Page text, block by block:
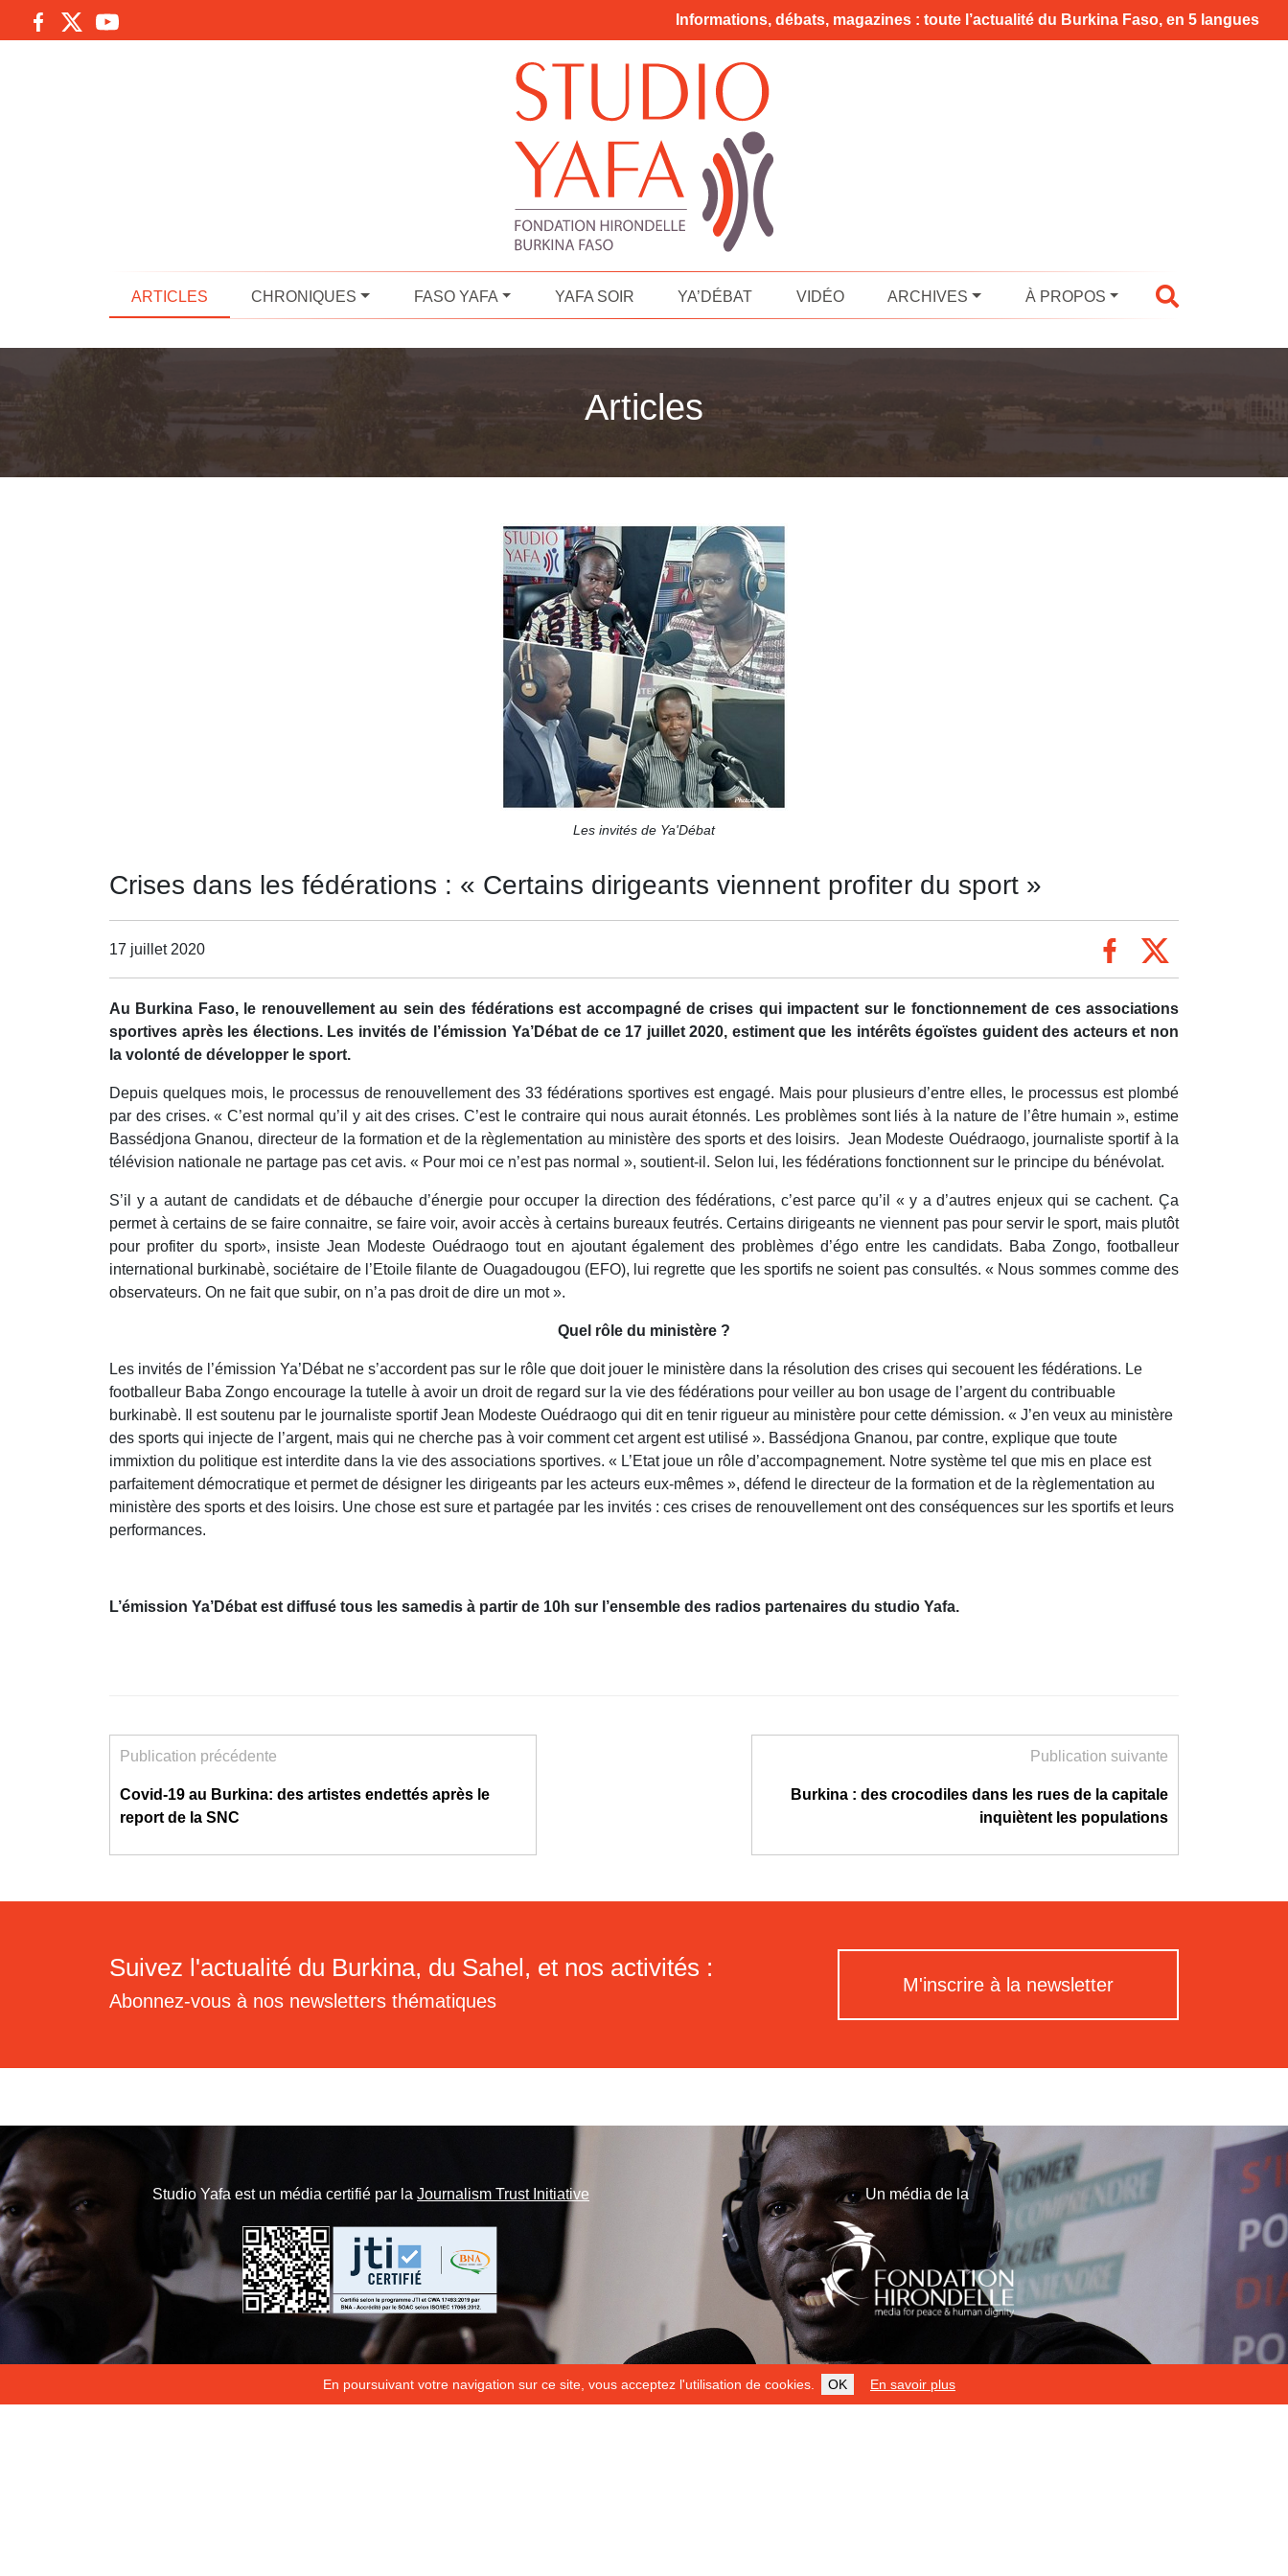
En poursuivant votre navigation sur ce site, vous acceptez l'utilisation de cookies. OK En savoir plus
Informations, débats, magazines : toute l’actualité du Burkina Faso, en 5 langues
ARTICLES CHRONIQUES FASO YAFA YAFA SOIR YA’DÉBAT VIDÉO ARCHIVES À PROPOS
Articles
Les invités de Ya'Débat
Crises dans les fédérations : « Certains dirigeants viennent profiter du sport »
17 juillet 2020
Au Burkina Faso, le renouvellement au sein des fédérations est accompagné de crises qui impactent sur le fonctionnement de ces associations
sportives après les élections. Les invités de l’émission Ya’Débat de ce 17 juillet 2020, estiment que les intérêts égoïstes guident des acteurs et non
la volonté de développer le sport.
Depuis quelques mois, le processus de renouvellement des 33 fédérations sportives est engagé. Mais pour plusieurs d’entre elles, le processus est plombé
par des crises. « C’est normal qu’il y ait des crises. C’est le contraire qui nous aurait étonnés. Les problèmes sont liés à la nature de l’être humain », estime
Bassédjona Gnanou, directeur de la formation et de la règlementation au ministère des sports et des loisirs. Jean Modeste Ouédraogo, journaliste sportif à la
télévision nationale ne partage pas cet avis. « Pour moi ce n’est pas normal », soutient-il. Selon lui, les fédérations fonctionnent sur le principe du bénévolat.
S’il y a autant de candidats et de débauche d’énergie pour occuper la direction des fédérations, c’est parce qu’il « y a d’autres enjeux qui se cachent. Ça
permet à certains de se faire connaitre, se faire voir, avoir accès à certains bureaux feutrés. Certains dirigeants ne viennent pas pour servir le sport, mais plutôt
pour profiter du sport», insiste Jean Modeste Ouédraogo tout en ajoutant également des problèmes d’égo entre les candidats. Baba Zongo, footballeur
international burkinabè, sociétaire de l’Etoile filante de Ouagadougou (EFO), lui regrette que les sportifs ne soient pas consultés. « Nous sommes comme des
observateurs. On ne fait que subir, on n’a pas droit de dire un mot ».
Quel rôle du ministère ?
Les invités de l’émission Ya’Débat ne s’accordent pas sur le rôle que doit jouer le ministère dans la résolution des crises qui secouent les fédérations. Le
footballeur Baba Zongo encourage la tutelle à avoir un droit de regard sur la vie des fédérations pour veiller au bon usage de l’argent du contribuable
burkinabè. Il est soutenu par le journaliste sportif Jean Modeste Ouédraogo qui dit en tenir rigueur au ministère pour cette démission. « J’en veux au ministère
des sports qui injecte de l’argent, mais qui ne cherche pas à voir comment cet argent est utilisé ». Bassédjona Gnanou, par contre, explique que toute
immixtion du politique est interdite dans la vie des associations sportives. « L’Etat joue un rôle d’accompagnement. Notre système tel que mis en place est
parfaitement démocratique et permet de désigner les dirigeants par les acteurs eux-mêmes », défend le directeur de la formation et de la règlementation au
ministère des sports et des loisirs. Une chose est sure et partagée par les invités : ces crises de renouvellement ont des conséquences sur les sportifs et leurs
performances.
L’émission Ya’Débat est diffusé tous les samedis à partir de 10h sur l’ensemble des radios partenaires du studio Yafa.
Publication précédente
Covid-19 au Burkina: des artistes endettés après le
report de la SNC
Publication suivante
Burkina : des crocodiles dans les rues de la capitale
inquiètent les populations
Suivez l'actualité du Burkina, du Sahel, et nos activités :
Abonnez-vous à nos newsletters thématiques
M'inscrire à la newsletter
Studio Yafa est un média certifié par la Journalism Trust Initiative Un média de la
ILS NOUS SOUTIENNENT